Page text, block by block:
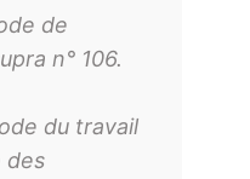
de
n° 106.
du travail
des